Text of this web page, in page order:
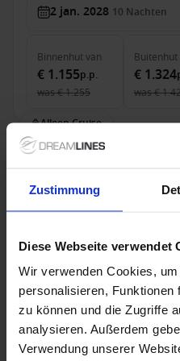
Zustimmung
Diese Webseite verwendet
Wir verwenden Cookies,
personalisieren, Funktionen
zu können und die Zugriffe
analysieren. Außerdem
Verwendung unserer
2 jan. 2028 10 Nachten
Binnenhutvan
€ 1.155p.p.
was€ 1.255
Buitenhut
€ 1.324
was€
Alleen Cruise
Westelijke
(Rome), Italië met de
Van / Naar Civitavecchia
Volpension
Tot 60% korting voor de 2e
23 sep. 2027 7Nachten